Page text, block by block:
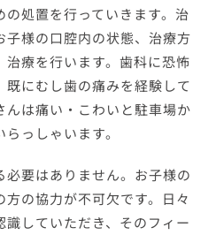
処置を行っていきます。治
様の口腔内の状態、治療方
療を行います。歯科に恐怖
にむし歯の痛みを経験して
んは痛い・こわいと駐車場か
っしゃいます。
要はありません。お子様の
の協力が不可欠です。日々
していただき、そのフィー